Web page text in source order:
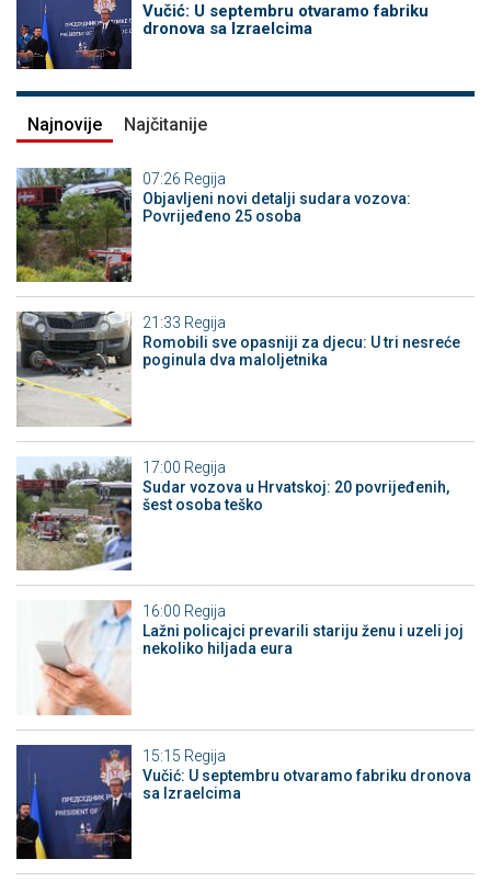
Vučić: U septembru otvaramo fabriku
dronova sa Izraelcima
Najnovije Najčitanije
07:26 Regija
Objavljeni novi detalji sudara vozova:
Povrijeđeno 25 osoba
21:33 Regija
Romobili sve opasniji za djecu: U tri nesreće
poginula dva maloljetnika
17:00 Regija
Sudar vozova u Hrvatskoj: 20 povrijeđenih,
šest osoba teško
16:00 Regija
Lažni policajci prevarili stariju ženu i uzeli joj
nekoliko hiljada eura
15:15 Regija
Vučić: U septembru otvaramo fabriku dronova
sa Izraelcima